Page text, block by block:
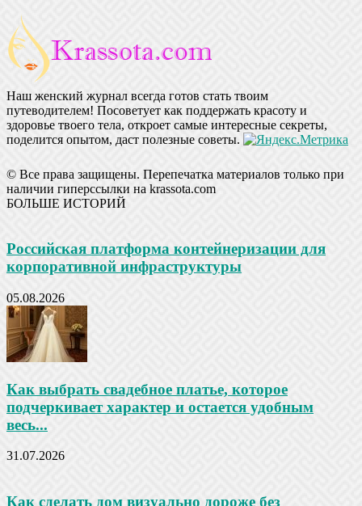
Наш женский журнал всегда готов стать твоим
путеводителем! Посоветует как поддержать красоту и
здоровье твоего тела, откроет самые интересные секреты,
поделится опытом, даст полезные советы.
© Все права защищены. Перепечатка материалов только при
наличии гиперссылки на krassota.com
БОЛЬШЕ ИСТОРИЙ
Российская платформа контейнеризации для
корпоративной инфраструктуры
05.08.2026
Как выбрать свадебное платье, которое
подчеркивает характер и остается удобным
весь...
31.07.2026
Как сделать дом визуально дороже без